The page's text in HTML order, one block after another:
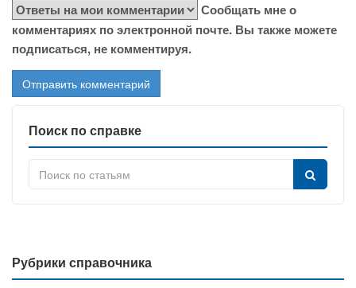
Сообщать мне о
комментариях по электронной почте. Вы также можете
подписаться, не комментируя.
Поиск по справке
Рубрики справочника